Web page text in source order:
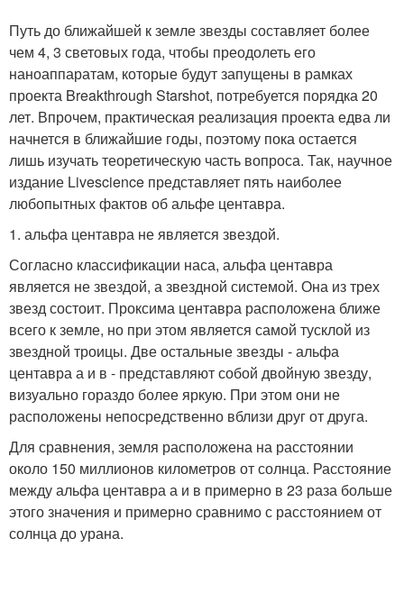
Путь до ближайшей к земле звезды составляет более
чем 4, 3 световых года, чтобы преодолеть его
наноаппаратам, которые будут запущены в рамках
проекта Breakthrough Starshot, потребуется порядка 20
лет. Впрочем, практическая реализация проекта едва ли
начнется в ближайшие годы, поэтому пока остается
лишь изучать теоретическую часть вопроса. Так, научное
издание Livescience представляет пять наиболее
любопытных фактов об альфе центавра.
1. альфа центавра не является звездой.
Согласно классификации наса, альфа центавра
является не звездой, а звездной системой. Она из трех
звезд состоит. Проксима центавра расположена ближе
всего к земле, но при этом является самой тусклой из
звездной троицы. Две остальные звезды - альфа
центавра а и в - представляют собой двойную звезду,
визуально гораздо более яркую. При этом они не
расположены непосредственно вблизи друг от друга.
Для сравнения, земля расположена на расстоянии
около 150 миллионов километров от солнца. Расстояние
между альфа центавра а и в примерно в 23 раза больше
этого значения и примерно сравнимо с расстоянием от
солнца до урана.